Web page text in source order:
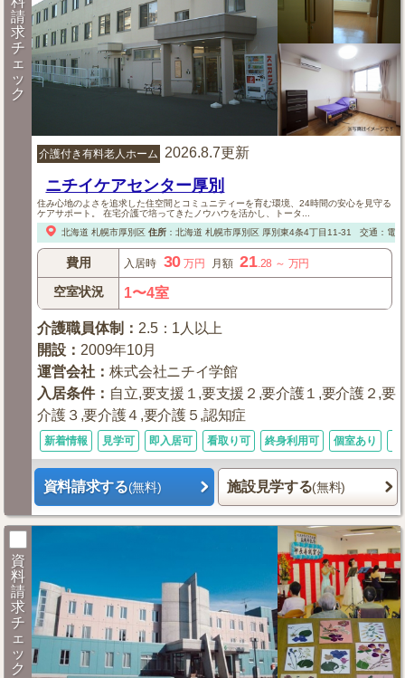
請
求
チ
ェ
ッ
ク
介護付き有料老人ホーム 2026.8.7更新
ニチイケアセンター厚別
住み心地のよさを追求した住空間とコミュニティーを育む環境、24時間の安心を見守る
ケアサポート。 在宅介護で培ってきたノウハウを活かし、トータ...
北海道 札幌市厚別区 住所： 北海道 札幌市厚別区厚別東4条4丁目11-31 交通：電
費用 入居時 30 万円 月額 21.28 ～ 万円
空室状況 1〜4室
介護職員体制 ： 2.5：1人以上
開設 ： 2009年10月
運営会社 ：株式会社ニチイ学館
入居条件： 自立,要支援１,要支援２,要介護１,要介護２,要
介護３,要介護４,要介護５,認知症
新着情報 見学可 即入居可 看取り可 終身利用可 個室あり
資料請求する(無料) 施設見学する(無料)
資
料
請
求
チ
ェ
ッ
ク